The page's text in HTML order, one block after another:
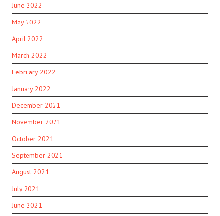
June 2022
May 2022
April 2022
March 2022
February 2022
January 2022
December 2021
November 2021
October 2021
September 2021
August 2021
July 2021
June 2021